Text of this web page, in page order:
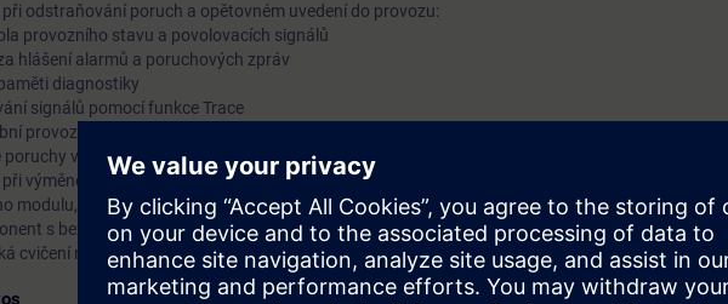
odstraňování poruch a opětovném uvedení do provozu:
provozního stavu a povolovacích signálů
hlášení alarmů a poruchových zpráv
diagnostiky
signálů pomocí funkce Trace
provoz pomocí ovládacího panelu a měřicích funkcí
poruchy výkonové jednotky, motoru, snímače a kabeláže
výměně:
modulu, výkonové jednotky, motoru a snímače
s bezpečnostními funkcemi Safety Integrated
cvičení na tréninkových sestavách s měniči SINAMICS S120 v provedení Booksize